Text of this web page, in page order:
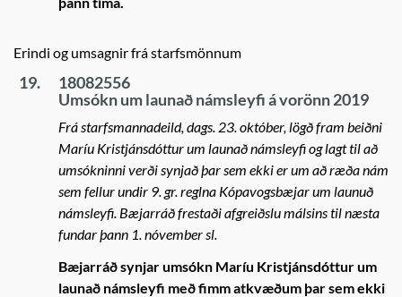
Erindi og umsagnir frá starfsmönnum
19.
18082556
Umsókn um launað námsleyfi á vorönn 2019
Frá starfsmannadeild, dags. 23. október, lögð fram beiðni
Maríu Kristjánsdóttur um launað námsleyfi og lagt til að
umsókninni verði synjað þar sem ekki er um að ræða nám
sem fellur undir 9. gr. reglna Kópavogsbæjar um launuð
námsleyfi. Bæjarráð frestaði afgreiðslu málsins til næsta
fundar þann 1. nóvember sl.
Bæjarráð synjar umsókn Maríu Kristjánsdóttur um
launað námsleyfi með fimm atkvæðum þar sem ekki